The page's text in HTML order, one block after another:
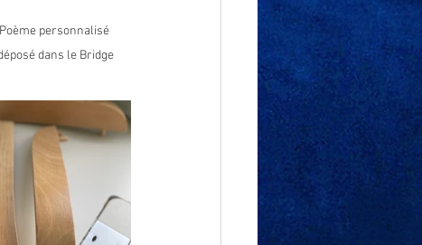
Poème personnalisé
dans le Bridge